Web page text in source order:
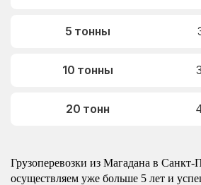
5 тонны
10 тонны
20 тонн
Грузоперевозки из Магадана в Санкт-
осуществляем уже больше 5 лет и